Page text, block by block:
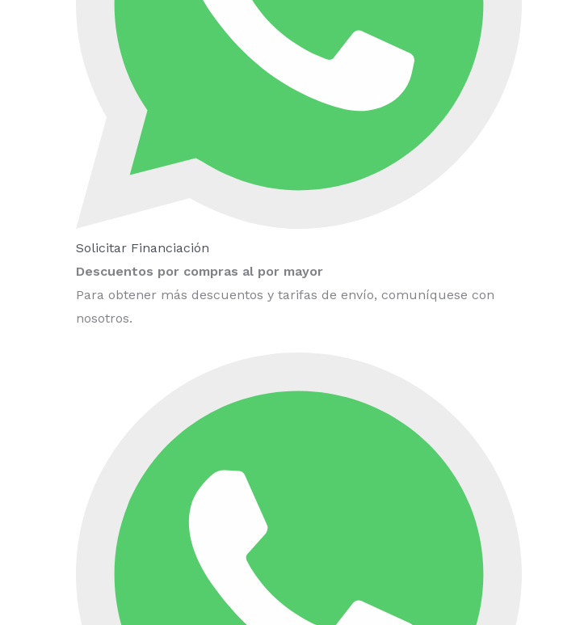
Solicitar Financiación
Descuentos por compras al por mayor
Para obtener más descuentos y tarifas de envío, comuníquese con
nosotros.